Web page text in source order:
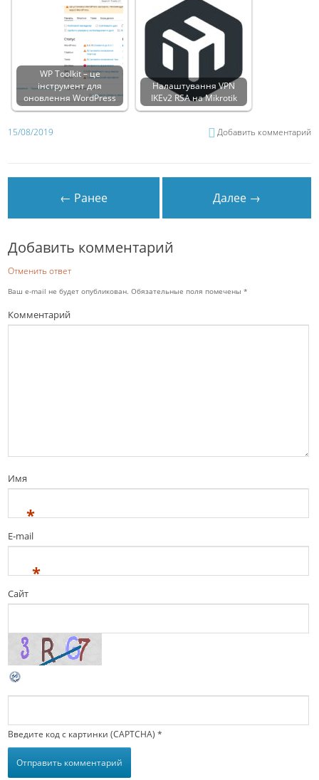
WP Toolkit – це
інструмент для
оновлення WordPress
Налаштування VPN
IKEv2 RSA на Mikrotik
15/08/2019 Добавить комментарий
← Ранее Далее →
Добавить комментарий
Отменить ответ
Ваш e-mail не будет опубликован. Обязательные поля помечены*
Комментарий
Имя
*
E-mail
*
Сайт
Введите код с картинки (CAPTCHA) *